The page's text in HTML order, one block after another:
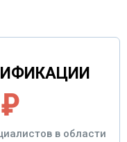
в области